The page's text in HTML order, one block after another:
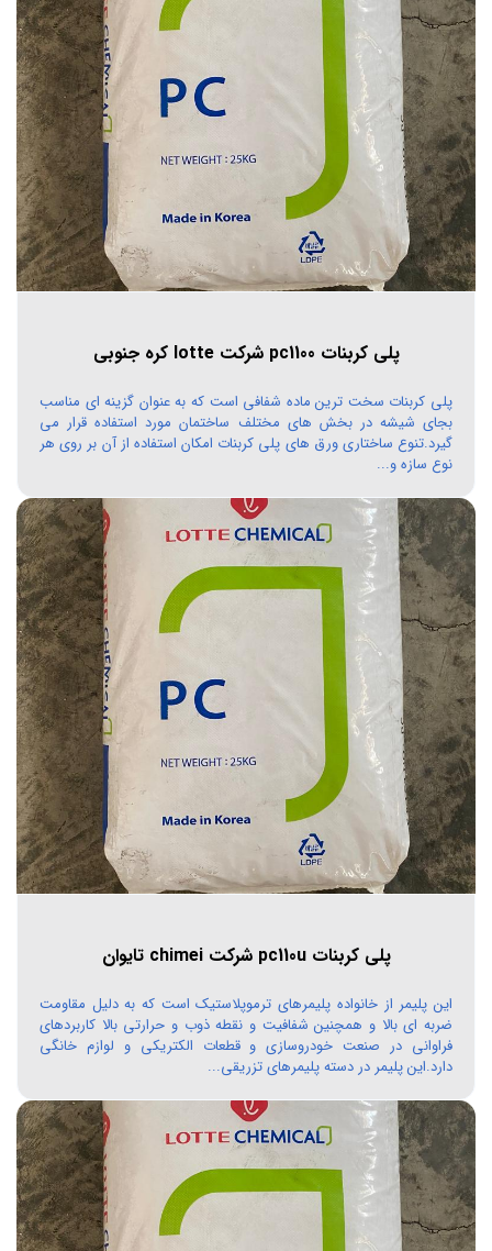
پلی کربنات pc1100 شرکت lotte کره جنوبی
پلی کربنات سخت ترین ماده شفافی است که به عنوان گزینه ای مناسب
بجای شیشه در بخش های مختلف ساختمان مورد استفاده قرار می
گیرد.تنوع ساختاری ورق های پلی کربنات امکان استفاده از آن بر روی هر
نوع سازه و...
پلی کربنات pc110u شرکت chimei تایوان
این پلیمر از خانواده پلیمرهای ترموپلاستیک است که به دلیل مقاومت
ضربه ای بالا و همچنین شفافیت و نقطه ذوب و حرارتی بالا کاربردهای
فراوانی در صنعت خودروسازی و قطعات الکتریکی و لوازم خانگی
دارد.این پلیمر در دسته پلیمرهای تزریقی...